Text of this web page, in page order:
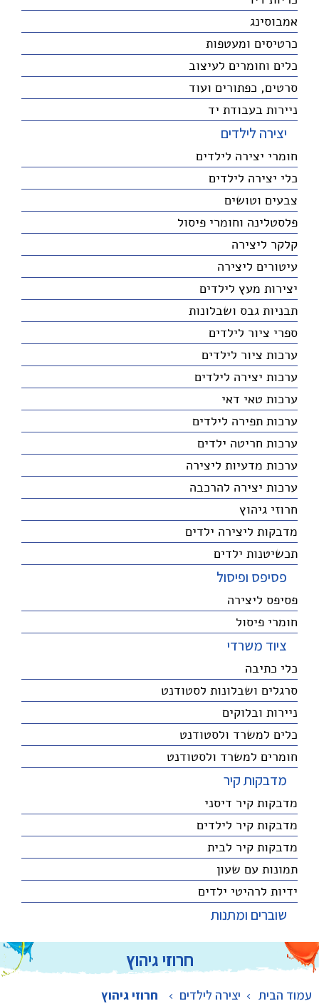
אמבוסינג
כרטיסים ומעטפות
כלים וחומרים לעיצוב
סרטים, כפתורים ועוד
ניירות בעבודת יד
יצירה לילדים
חומרי יצירה לילדים
כלי יצירה לילדים
צבעים וטושים
פלסטלינה וחומרי פיסול
קלקר ליצירה
עיטורים ליצירה
יצירות מעץ לילדים
תבניות גבס ושבלונות
ספרי ציור לילדים
ערכות ציור לילדים
ערכות יצירה לילדים
ערכות טאי דאי
ערכות תפירה לילדים
ערכות חריטה ילדים
ערכות מדעיות ליצירה
ערכות יצירה להרכבה
חרוזי גיהוץ
מדבקות ליצירה ילדים
תכשיטנות ילדים
פסיפס ופיסול
פסיפס ליצירה
חומרי פיסול
ציוד משרדי
כלי כתיבה
סרגלים ושבלונות לסטודנט
ניירות ובלוקים
כלים למשרד ולסטודנט
חומרים למשרד ולסטודנט
מדבקות קיר
מדבקות קיר דיסני
מדבקות קיר לילדים
מדבקות קיר לבית
תמונות עם שעון
ידיות לרהיטי ילדים
שוברים ומתנות
חרוזי גיהוץ
עמוד הבית יצירה לילדים > חרוזי גיהוץ